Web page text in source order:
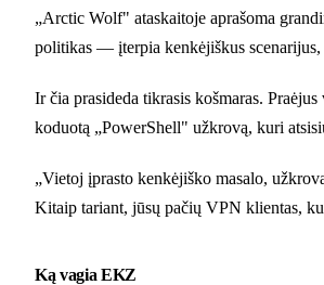
„Arctic Wolf" ataskaitoje aprašoma
politikas — įterpia kenkėjiškus
Ir čia prasideda tikrasis košmaras.
koduotą „PowerShell" užkrovą, kuri
„Vietoj įprasto kenkėjiško masalo,
Kitaip tariant, jūsų pačių VPN klientas,
Ką vagia EKZ